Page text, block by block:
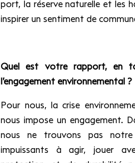
port, la réserve naturelle et les
inspirer un sentiment de
Quel est votre rapport, en
l’engagement environnemental ?
Pour nous, la crise
nous impose un engagement.
nous ne trouvons pas
impuissants à agir, jouer